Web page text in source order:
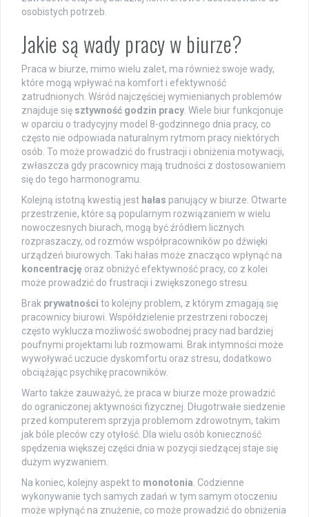
osobistych potrzeb.
Jakie są wady pracy w biurze?
Praca w biurze, mimo wielu zalet, ma również swoje wady,
które mogą wpływać na komfort i efektywność
zatrudnionych. Wśród najczęściej wymienianych problemów
znajduje się sztywność godzin pracy . Wiele biur funkcjonuje
w oparciu o tradycyjny model 8-godzinnego dnia pracy, co
często nie odpowiada naturalnym rytmom pracy niektórych
osób. To może prowadzić do frustracji i obniżenia motywacji,
zwłaszcza gdy pracownicy mają trudności z dostosowaniem
się do tego harmonogramu.
Kolejną istotną kwestią jest hałas panujący w biurze. Otwarte
przestrzenie, które są popularnym rozwiązaniem w wielu
nowoczesnych biurach, mogą być źródłem licznych
rozpraszaczy, od rozmów współpracowników po dźwięki
urządzeń biurowych. Taki hałas może znacząco wpłynąć na
koncentrację oraz obniżyć efektywność pracy, co z kolei
może prowadzić do frustracji i zwiększonego stresu.
Brak prywatności to kolejny problem, z którym zmagają się
pracownicy biurowi. Współdzielenie przestrzeni roboczej
często wyklucza możliwość swobodnej pracy nad bardziej
poufnymi projektami lub rozmowami. Brak intymności może
wywoływać uczucie dyskomfortu oraz stresu, dodatkowo
obciążając psychikę pracowników.
Warto także zauważyć, że praca w biurze może prowadzić
do ograniczonej aktywności fizycznej. Długotrwałe siedzenie
przed komputerem sprzyja problemom zdrowotnym, takim
jak bóle pleców czy otyłość. Dla wielu osób konieczność
spędzenia większej części dnia w pozycji siedzącej staje się
dużym wyzwaniem.
Na koniec, kolejny aspekt to monotonia . Codzienne
wykonywanie tych samych zadań w tym samym otoczeniu
może wpłynąć na znużenie, co może prowadzić do obniżenia